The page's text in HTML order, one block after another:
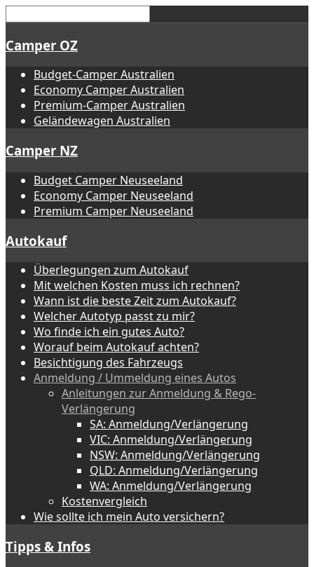
Camper OZ
Budget-Camper Australien
Economy Camper Australien
Premium-Camper Australien
Geländewagen Australien
Camper NZ
Budget Camper Neuseeland
Economy Camper Neuseeland
Premium Camper Neuseeland
Autokauf
Überlegungen zum Autokauf
Mit welchen Kosten muss ich rechnen?
Wann ist die beste Zeit zum Autokauf?
Welcher Autotyp passt zu mir?
Wo finde ich ein gutes Auto?
Worauf beim Autokauf achten?
Besichtigung des Fahrzeugs
Anmeldung / Ummeldung eines Autos
Anleitungen zur Anmeldung & Rego-
Verlängerung
SA: Anmeldung/Verlängerung
VIC: Anmeldung/Verlängerung
NSW: Anmeldung/Verlängerung
QLD: Anmeldung/Verlängerung
WA: Anmeldung/Verlängerung
Kostenvergleich
Wie sollte ich mein Auto versichern?
Tipps & Infos